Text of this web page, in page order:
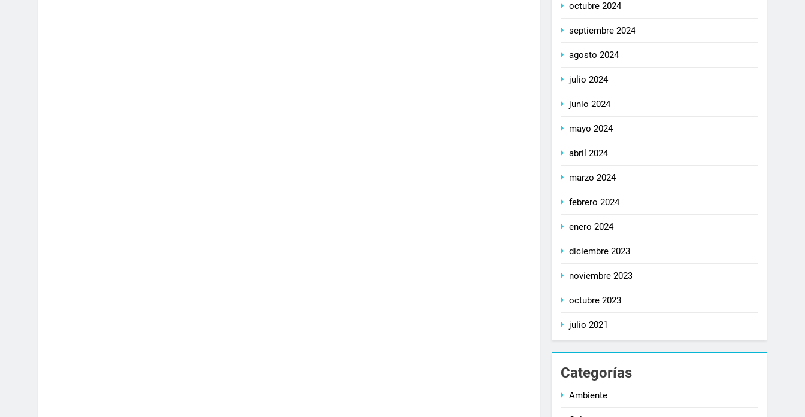
octubre 2024
septiembre 2024
agosto 2024
julio 2024
junio 2024
mayo 2024
abril 2024
marzo 2024
febrero 2024
enero 2024
diciembre 2023
noviembre 2023
octubre 2023
julio 2021
Categorías
Ambiente